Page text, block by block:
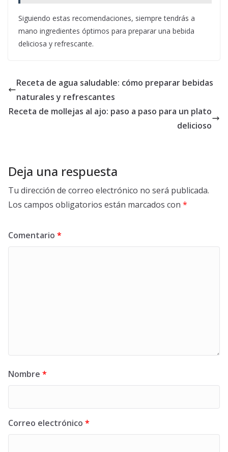
Siguiendo estas recomendaciones, siempre tendrás a
mano ingredientes óptimos para preparar una bebida
deliciosa y refrescante.
Receta de agua saludable: cómo preparar bebidas
naturales y refrescantes
Receta de mollejas al ajo: paso a paso para un plato
delicioso
Deja una respuesta
Tu dirección de correo electrónico no será publicada.
Los campos obligatorios están marcados con *
Comentario *
Nombre *
Correo electrónico *